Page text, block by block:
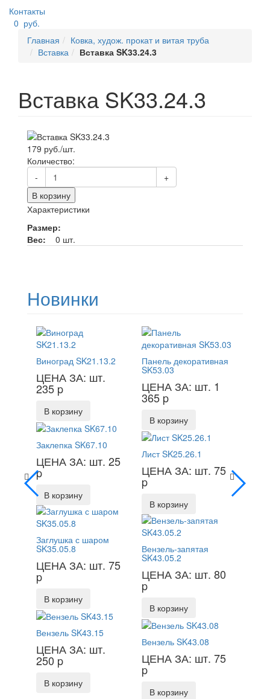
Контакты
0 руб.
Главная
Ковка, худож. прокат и витая труба
Вставка
Вставка SK33.24.3
Вставка SK33.24.3
179 руб./шт.
Количество:
-
+
В корзину
Характеристики
Размер:
Вес:
0 шт.
Новинки
Виноград SK21.13.2
ЦЕНА ЗА: шт.
235 p
В корзину
Заклепка SK67.10
ЦЕНА ЗА: шт. 25
p
В корзину
Заглушка с шаром
SK35.05.8
ЦЕНА ЗА: шт. 75
p
В корзину
Вензель SK43.15
ЦЕНА ЗА: шт.
250 p
В корзину
Панель декоративная
SK53.03
ЦЕНА ЗА: шт. 1
365 p
В корзину
Лист SK25.26.1
ЦЕНА ЗА: шт. 75
p
В корзину
Вензель-запятая
SK43.05.2
ЦЕНА ЗА: шт. 80
p
В корзину
Вензель SK43.08
ЦЕНА ЗА: шт. 75
p
В корзину